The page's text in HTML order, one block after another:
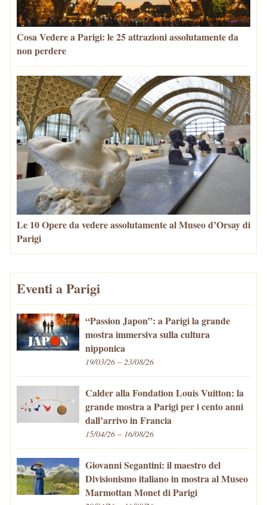
Cosa Vedere a Parigi: le 25 attrazioni assolutamente da
non perdere
Le 10 Opere da vedere assolutamente al Museo d’Orsay di
Parigi
Eventi a Parigi
“Passion Japon”: a Parigi la grande
mostra immersiva sulla cultura
nipponica
19/03/26 – 23/08/26
Calder alla Fondation Louis Vuitton: la
grande mostra a Parigi per i cento anni
dall’arrivo in Francia
15/04/26 – 16/08/26
Giovanni Segantini: il maestro del
Divisionismo italiano in mostra al Museo
Marmottan Monet di Parigi